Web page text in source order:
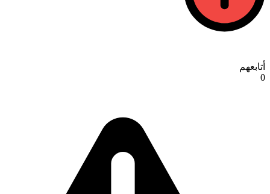
أتابعهم
0